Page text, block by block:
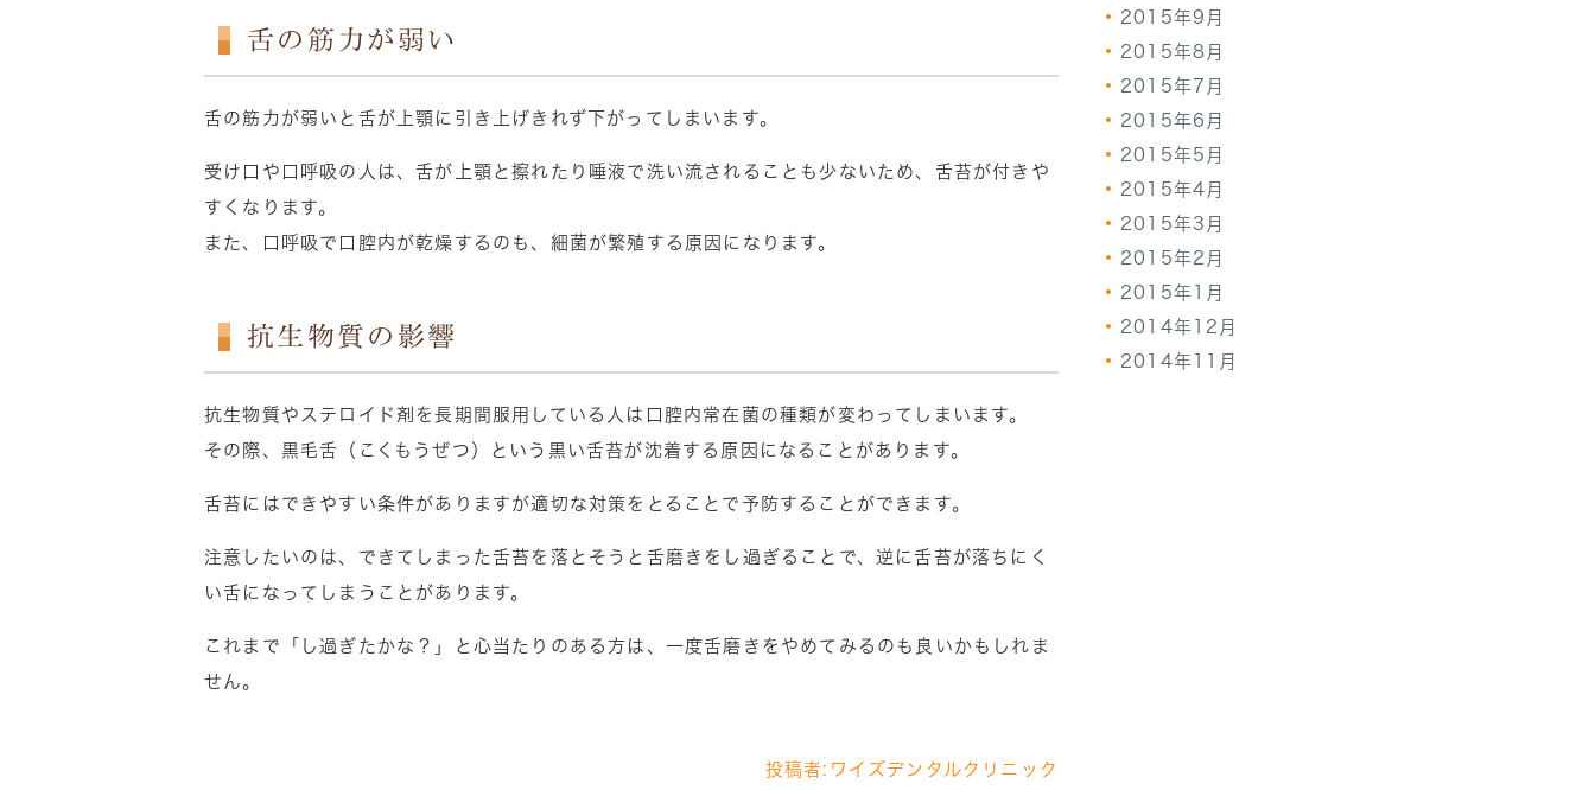
舌の筋力が弱い
舌の筋力が弱いと舌が上顎に引き上げきれず下がってしまいます。
受け口や口呼吸の人は、舌が上顎と擦れたり唾液で洗い流されることも少ないため、舌苔が付きや
すくなります。
また、口呼吸で口腔内が乾燥するのも、細菌が繁殖する原因になります。
抗生物質の影響
抗生物質やステロイド剤を長期間服用している人は口腔内常在菌の種類が変わってしまいます。
その際、黒毛舌（こくもうぜつ）という黒い舌苔が沈着する原因になることがあります。
舌苔にはできやすい条件がありますが適切な対策をとることで予防することができます。
注意したいのは、できてしまった舌苔を落とそうと舌磨きをし過ぎることで、逆に舌苔が落ちにく
い舌になってしまうことがあります。
これまで「し過ぎたかな？」と心当たりのある方は、一度舌磨きをやめてみるのも良いかもしれま
せん。
投稿者: ワイズデンタルクリニック
2015年9月
2015年8月
2015年7月
2015年6月
2015年5月
2015年4月
2015年3月
2015年2月
2015年1月
2014年12月
2014年11月